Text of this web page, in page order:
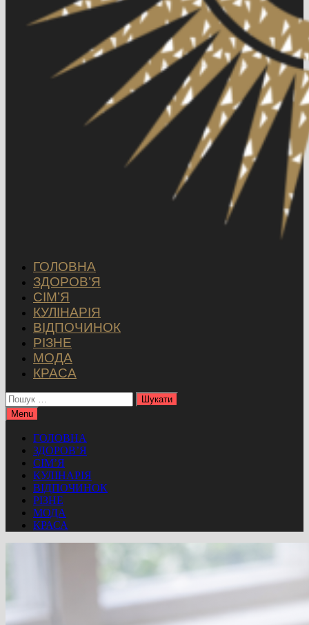
ГОЛОВНА
ЗДОРОВ’Я
СІМ’Я
КУЛІНАРІЯ
ВІДПОЧИНОК
РІЗНЕ
МОДА
КРАСА
Пошук:
Menu
ГОЛОВНА
ЗДОРОВ’Я
СІМ’Я
КУЛІНАРІЯ
ВІДПОЧИНОК
РІЗНЕ
МОДА
КРАСА